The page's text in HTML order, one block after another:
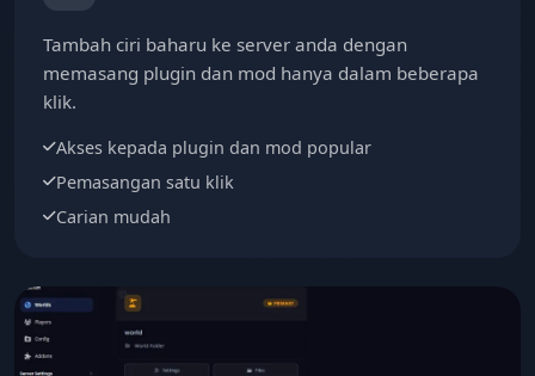
Tambah ciri baharu ke server anda dengan
memasang plugin dan mod hanya dalam beberapa
klik.
Akses kepada plugin dan mod popular
Pemasangan satu klik
Carian mudah